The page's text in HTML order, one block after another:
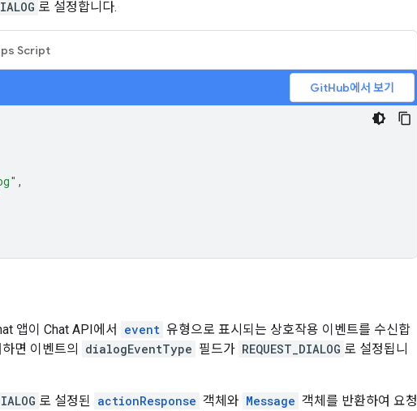
로 설정합니다.
Script
GitHub에서 보기
,
앱이 Chat API에서 event 유형으로 표시되는 상호작용 이벤트를 수신합
면 이벤트의
dialogEventType 필드가 REQUEST_DIALOG 로 설정됩니
로 설정된 actionResponse 객체와 Message 객체를 반환하여 요청